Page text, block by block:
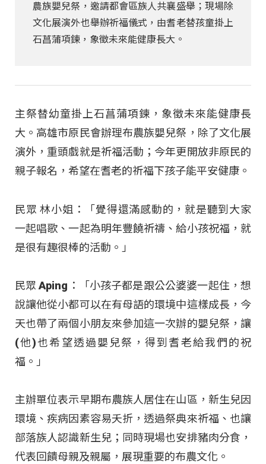
農族嬰兒祭，邀請都會區族人共襄盛舉；現場除
文化展演外也舉辦祈福儀式，由耆老替孩童掛上
石菖蒲項鍊，象徵未來能健康長大。
主祭替幼童掛上石菖蒲項鍊，象徵未來能健康長
大。高雄市原民會辦理布農族嬰兒祭，除了文化展
演外，重頭戲就是祈福活動；今年更開放非原民的
親子報名，希望在耆老的祈福下孩子能平安健康。
民眾 林小姐：「覺得還滿感動的，就是聽到大家
一起唱歌、一起為明年豐饒祈禱、給小孩祝福，就
是很有趣很棒的活動。」
民眾 Aping：「小孩子都是跟公公婆婆一起住，想
說讓他從小都可以在有母語的環境中這樣成長，今
天也帶了兩個小朋友來參加這一次辦的嬰兒祭，讓
(他)也希望透過嬰兒祭，得到耆老給我們的祝
福。」
主辦單位表示早期布農族人居住在山區，新生兒因
環境、疾病因素容易夭折，透過祭典來祈福、也讓
部落族人認識新生兒；同時現場也安排豬肉分食，
代表回饋母親及親屬，展現重要的布農文化。